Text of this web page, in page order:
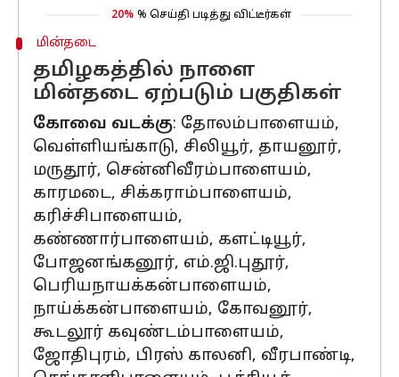
20% % செய்தி படித்து விட்டீர்கள்
மின்தடை
தமிழகத்தில் நாளை
மின்தடை ஏற்படும் பகுதிகள்
கோவை வடக்கு: தோலம்பாளையம்,
வெள்ளியங்காடு, சிலியூர், தாயனூர்,
மருதூர், சென்னிவீரம்பாளையம்,
காரமடை, சிக்கராம்பாளையம்,
கரிச்சிபாளையம்,
கண்ணார்பாளையம், களட்டியூர்,
போஜனங்கனூர், எம்.ஜி.புதூர்,
பெரியநாயக்கன்பாளையம்,
நாய்க்கன்பாளையம், கோவனூர்,
கூடலூர் கவுண்டம்பாளையம்,
ஜோதிபுரம், பிரஸ் காலனி, வீரபாண்டி,